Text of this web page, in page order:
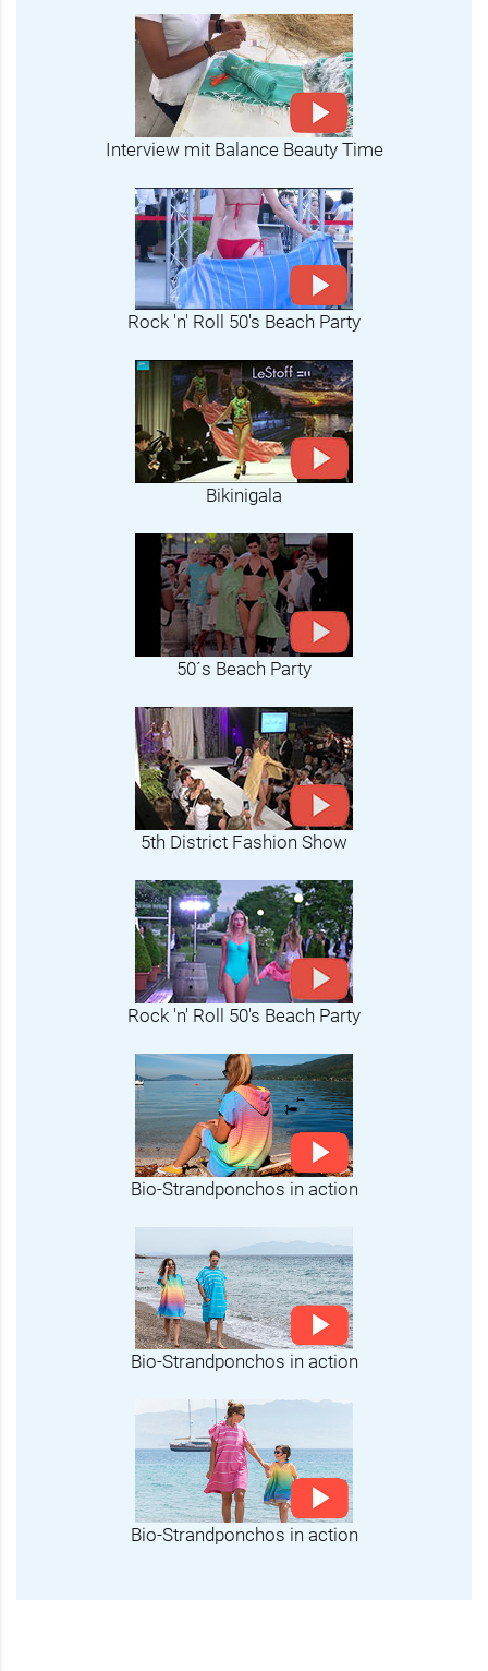
Interview mit Balance Beauty Time
Rock 'n' Roll 50's Beach Party
Bikinigala
50´s Beach Party
5th District Fashion Show
Rock 'n' Roll 50's Beach Party
Bio-Strandponchos in action
Bio-Strandponchos in action
Bio-Strandponchos in action